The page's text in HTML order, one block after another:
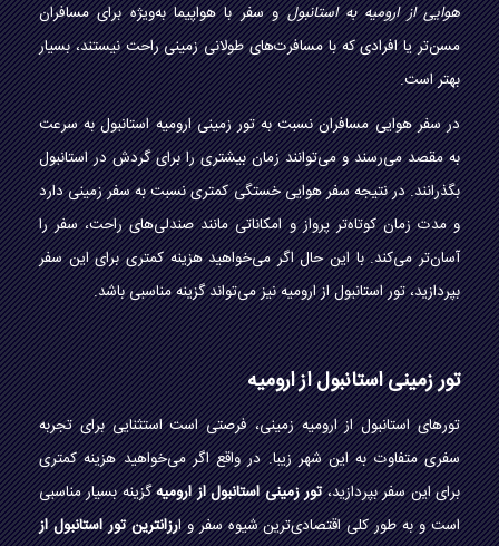
هوایی از ارومیه به استانبولو سفر با هواپیما به‌ویژه برای مسافران
مسن‌تر یا افرادی که با مسافرت‌های طولانی زمینی راحت نیستند، بسیار
بهتر است.
در سفر هوایی مسافران نسبت به تور زمینی ارومیه استانبول به سرعت
به مقصد می‌رسند و می‌توانند زمان بیشتری را برای گردش در استانبول
بگذرانند. در نتیجه سفر هوایی خستگی کمتری نسبت به سفر زمینی دارد
و مدت زمان کوتاه‌تر پرواز و امکاناتی مانند صندلی‌های راحت، سفر را
آسان‌تر می‌کند. با این حال اگر می‌خواهید هزینه کمتری برای این سفر
بپردازید، تور استانبول از ارومیه نیز می‌تواند گزینه مناسبی باشد.
تور زمینی استانبول از ارومیه
تورهای استانبول از ارومیه زمینی، فرصتی است استثنایی برای تجربه
سفری متفاوت به این شهر زیبا. در واقع اگر می‌خواهید هزینه کمتری
برای این سفر بپردازید،تور زمینی استانبول از ارومیهگزینه بسیار مناسبی
است و به طور کلی اقتصادی‌ترین شیوه سفر و ارزانترین تور استانبول از